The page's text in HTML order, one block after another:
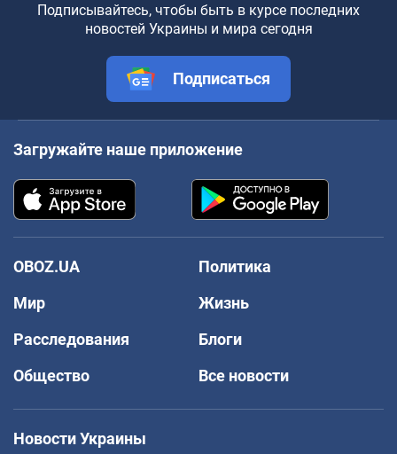
Подписывайтесь, чтобы быть в курсе последних
новостей Украины и мира сегодня
Подписаться
Загружайте наше приложение
OBOZ.UA
Политика
Мир
Жизнь
Расследования
Блоги
Общество
Все новости
Новости Украины